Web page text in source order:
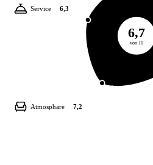
6,7
von 10
Atmosphäre 7,2
Service 6,3